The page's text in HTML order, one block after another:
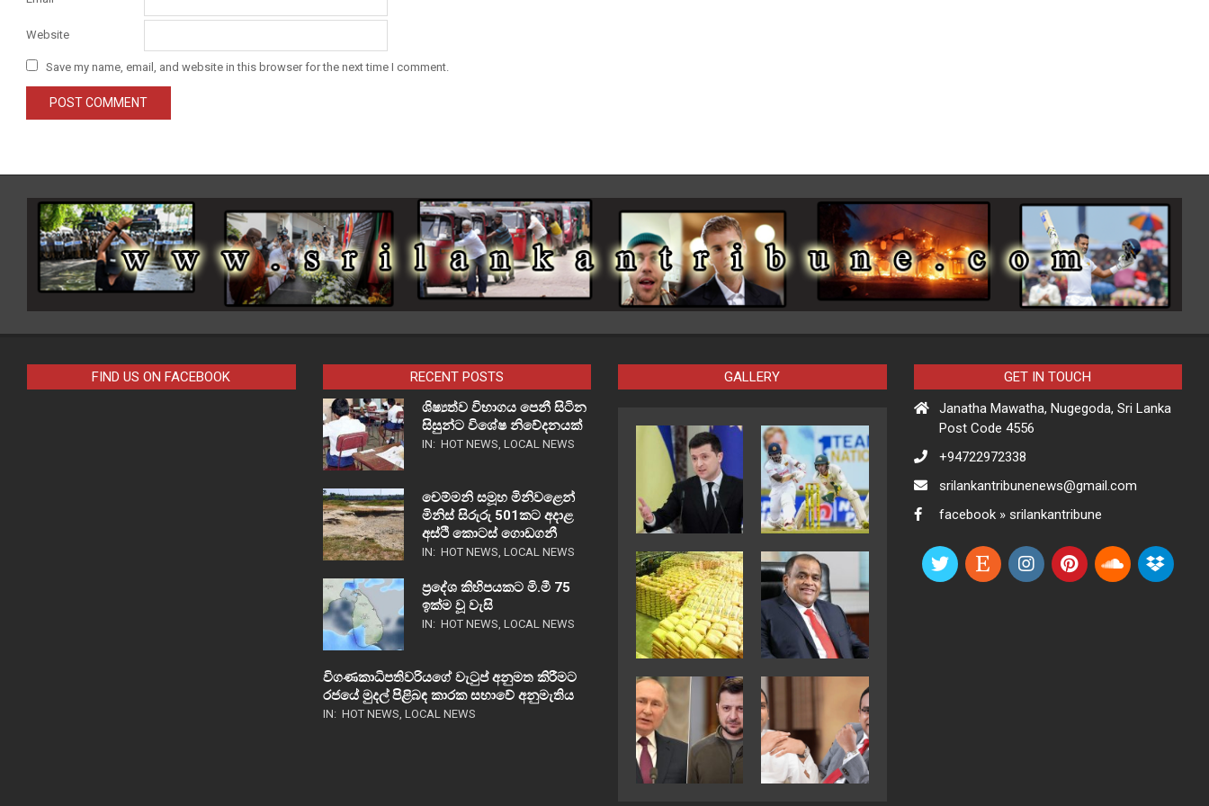
Website
Save my name, email, and website in this browser for the next time I comment.
FIND US ON FACEBOOK
RECENT POSTS
ශිෂ්‍යත්ව විභාගය පෙනී සිටින
සිසුන්ට විශේෂ නිවේදනයක්
IN: HOT NEWS, LOCAL NEWS
චෙම්මනි සමූහ මිනිවළෙන්
මිනිස් සිරුරු 501කට අදාළ
අස්ථි කොටස් ගොඩගනී
IN: HOT NEWS, LOCAL NEWS
ප්‍රදේශ කිහිපයකට මි.මී 75
ඉක්ම වූ වැසි
IN: HOT NEWS, LOCAL NEWS
විගණකාධිපතිවරියගේ වැටුප් අනුමත කිරීමට
රජයේ මුදල් පිළිබඳ කාරක සභාවේ අනුමැතිය
IN: HOT NEWS, LOCAL NEWS
GALLERY
GET IN TOUCH
Janatha Mawatha, Nugegoda, Sri Lanka
Post Code 4556
+94722972338
srilankantribunenews@gmail.com
facebook » srilankantribune